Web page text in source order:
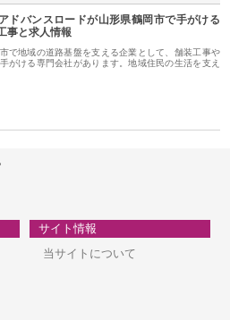
ドバンスロードが山形県鶴岡市で手がける
事と求人情報
で地域の道路基盤を支える企業として、舗装工事や
がける専門会社があります。地域住民の生活を支え
サイト情報
当サイトについて